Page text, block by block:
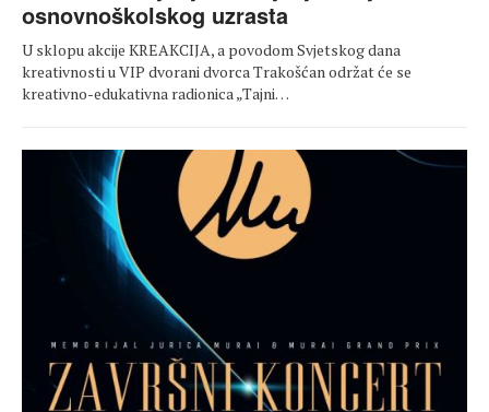
osnovnoškolskog uzrasta
U sklopu akcije KREAKCIJA, a povodom Svjetskog dana
kreativnosti u VIP dvorani dvorca Trakošćan održat će se
kreativno-edukativna radionica „Tajni…